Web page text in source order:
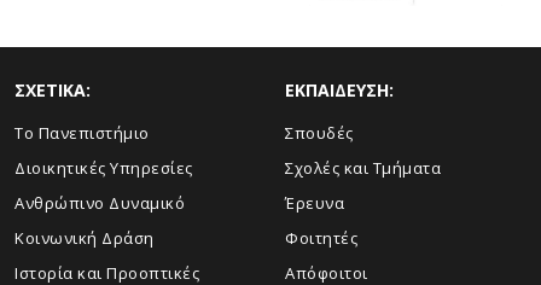
ΣΧΕΤΙΚΑ:
Το Πανεπιστήμιο
Διοικητικές Υπηρεσίες
Ανθρώπινο Δυναμικό
Κοινωνική Δράση
Ιστορία και Προοπτικές
ΕΚΠΑΙΔΕΥΣΗ:
Σπουδές
Σχολές και Τμήματα
Έρευνα
Φοιτητές
Απόφοιτοι